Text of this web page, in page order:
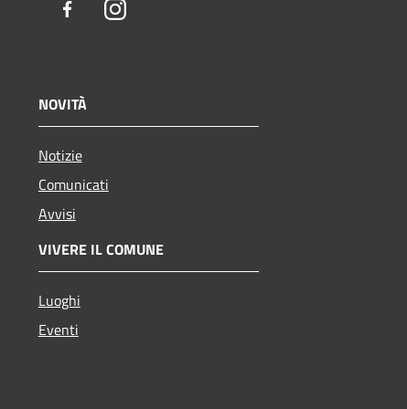
FacebookInstagram
NOVITÀ
Notizie
Comunicati
Avvisi
VIVERE IL COMUNE
Luoghi
Eventi